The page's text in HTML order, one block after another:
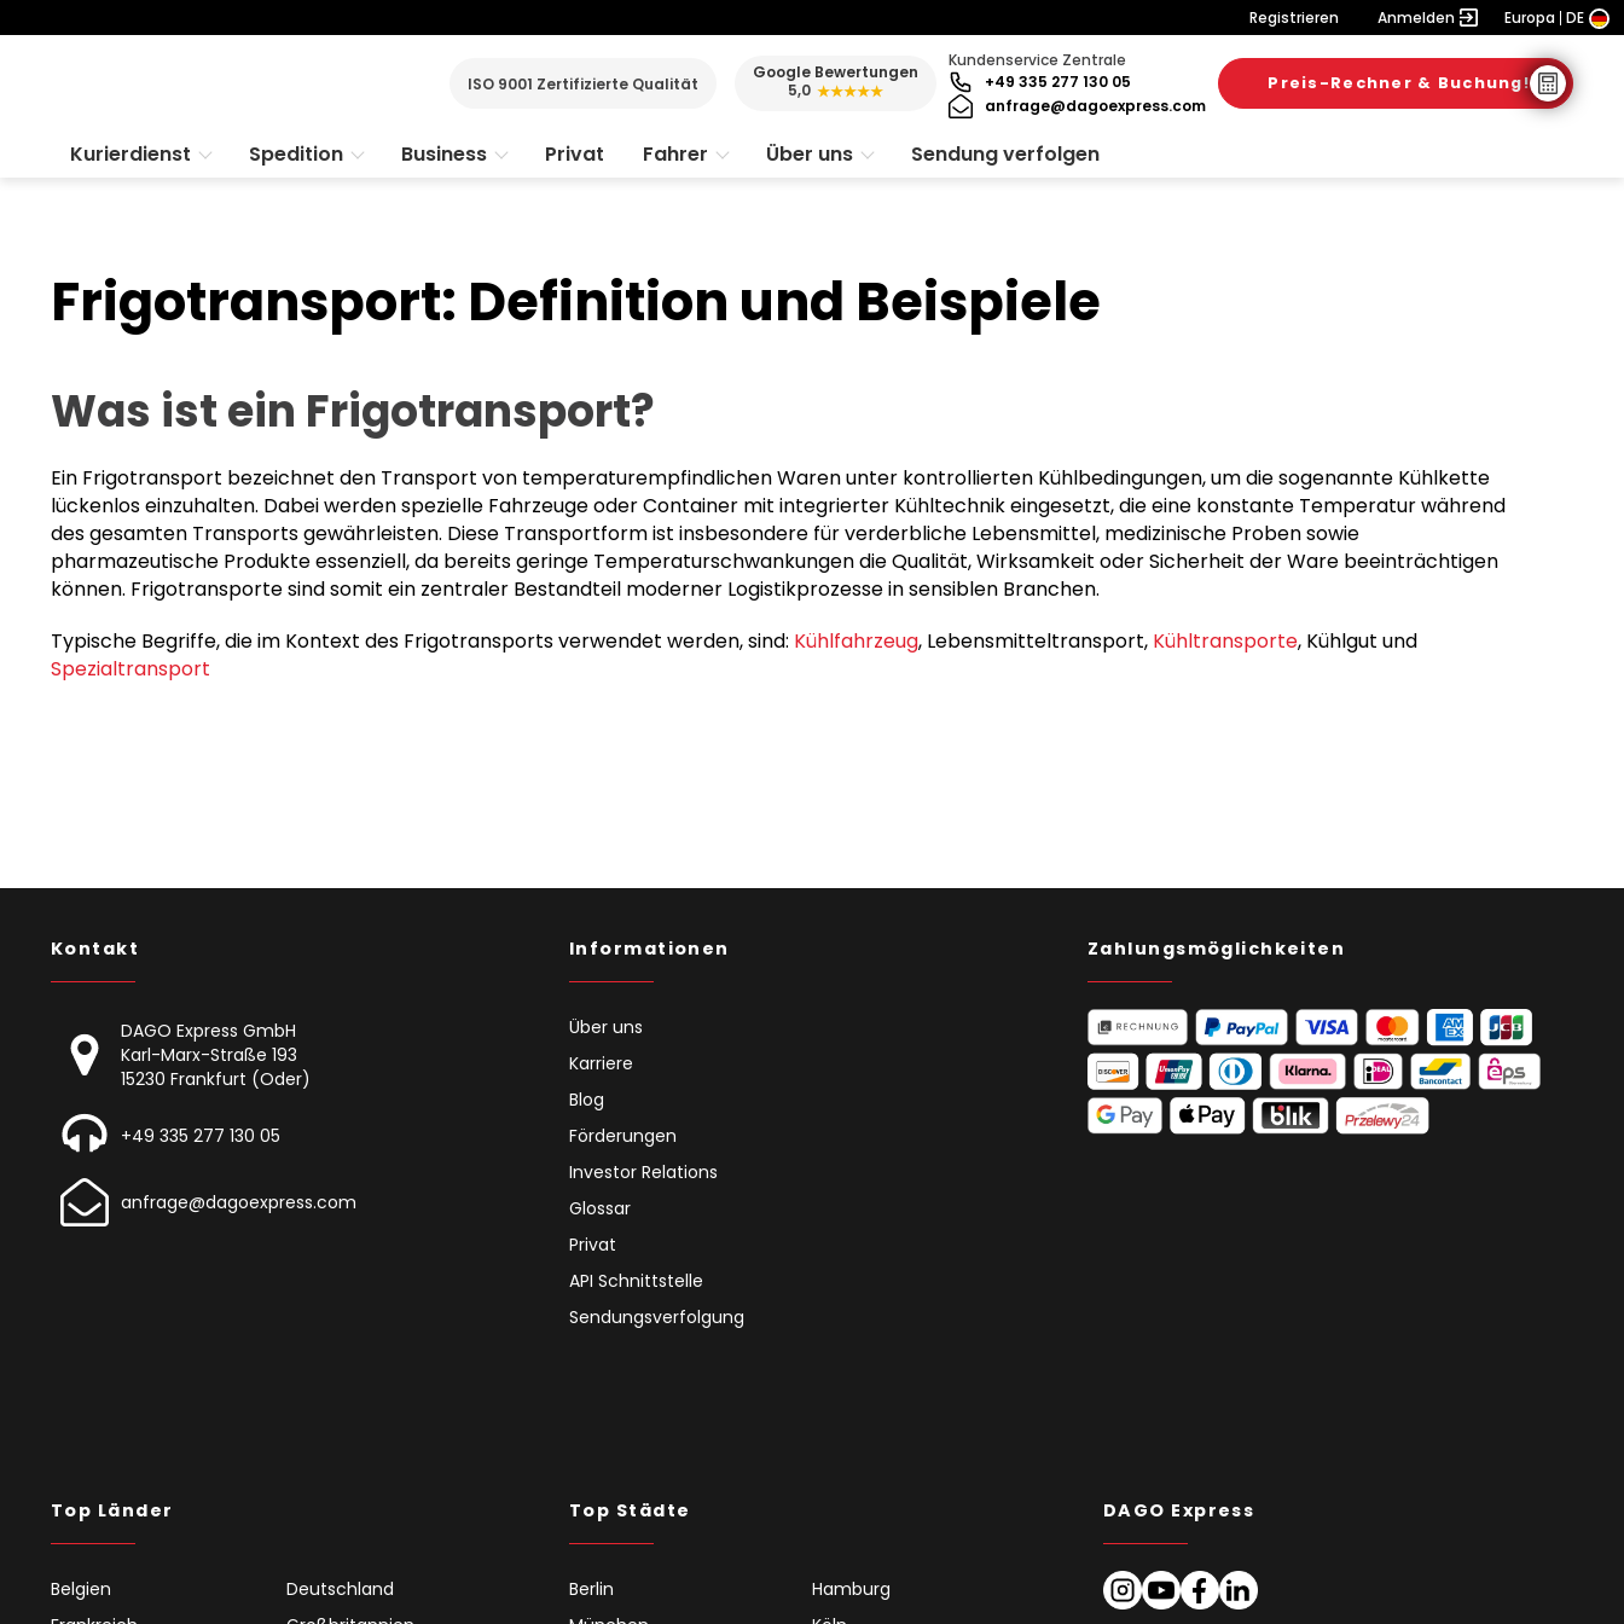
Registrieren Anmelden Europa DE
ISO 9001 Zertifizierte Qualität
Google Bewertungen
5,0 ★★★★★
Kundenservice Zentrale
+49 335 277 130 05
anfrage@dagoexpress.com
Preis-Rechner & Buchung!
Kurierdienst Spedition Business Privat Fahrer Über uns Sendung verfolgen
Frigotransport: Definition und Beispiele
Was ist ein Frigotransport?
Ein Frigotransport bezeichnet den Transport von temperaturempfindlichen Waren unter kontrollierten Kühlbedingungen, um die sogenannte Kühlkette
lückenlos einzuhalten. Dabei werden spezielle Fahrzeuge oder Container mit integrierter Kühltechnik eingesetzt, die eine konstante Temperatur während
des gesamten Transports gewährleisten. Diese Transportform ist insbesondere für verderbliche Lebensmittel, medizinische Proben sowie
pharmazeutische Produkte essenziell, da bereits geringe Temperaturschwankungen die Qualität, Wirksamkeit oder Sicherheit der Ware beeinträchtigen
können. Frigotransporte sind somit ein zentraler Bestandteil moderner Logistikprozesse in sensiblen Branchen.
Typische Begriffe, die im Kontext des Frigotransports verwendet werden, sind: Kühlfahrzeug, Lebensmitteltransport, Kühltransporte, Kühlgut und
Spezialtransport
Kontakt
DAGO Express GmbH
Karl-Marx-Straße 193
15230 Frankfurt (Oder)
+49 335 277 130 05
anfrage@dagoexpress.com
Informationen
Über uns
Karriere
Blog
Förderungen
Investor Relations
Glossar
Privat
API Schnittstelle
Sendungsverfolgung
Zahlungsmöglichkeiten
Top Länder
Belgien
Deutschland
Top Städte
Berlin
Hamburg
DAGO Express